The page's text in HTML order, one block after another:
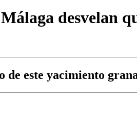
desvelan
este yacimiento